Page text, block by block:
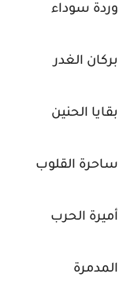
وردة سوداء
بركان الغدر
بقايا الحنين
ساحرة القلوب
أميرة الحرب
المدمرة